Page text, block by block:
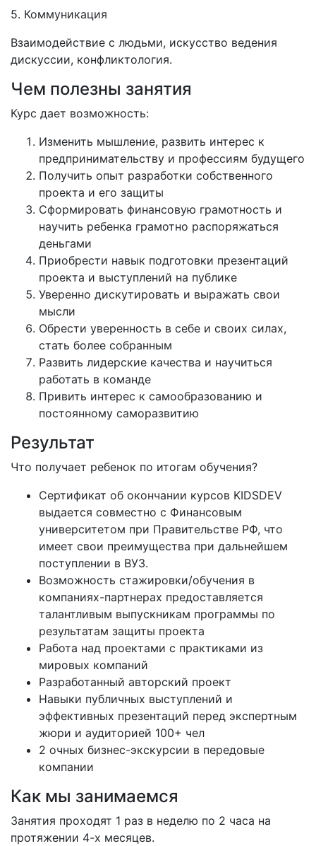
5. Коммуникация
Взаимодействие с людьми, искусство ведения
дискуссии, конфликтология.
Чем полезны занятия
Курс дает возможность:
Изменить мышление, развить интерес к
предпринимательству и профессиям будущего
Получить опыт разработки собственного
проекта и его защиты
Сформировать финансовую грамотность и
научить ребенка грамотно распоряжаться
деньгами
Приобрести навык подготовки презентаций
проекта и выступлений на публике
Уверенно дискутировать и выражать свои
мысли
Обрести уверенность в себе и своих силах,
стать более собранным
Развить лидерские качества и научиться
работать в команде
Привить интерес к самообразованию и
постоянному саморазвитию
Результат
Что получает ребенок по итогам обучения?
Сертификат об окончании курсов KIDSDEV
выдается совместно с Финансовым
университетом при Правительстве РФ, что
имеет свои преимущества при дальнейшем
поступлении в ВУЗ.
Возможность стажировки/обучения в
компаниях-партнерах предоставляется
талантливым выпускникам программы по
результатам защиты проекта
Работа над проектами с практиками из
мировых компаний
Разработанный авторский проект
Навыки публичных выступлений и
эффективных презентаций перед экспертным
жюри и аудиторией 100+ чел
2 очных бизнес-экскурсии в передовые
компании
Как мы занимаемся
Занятия проходят 1 раз в неделю по 2 часа на
протяжении 4-х месяцев.